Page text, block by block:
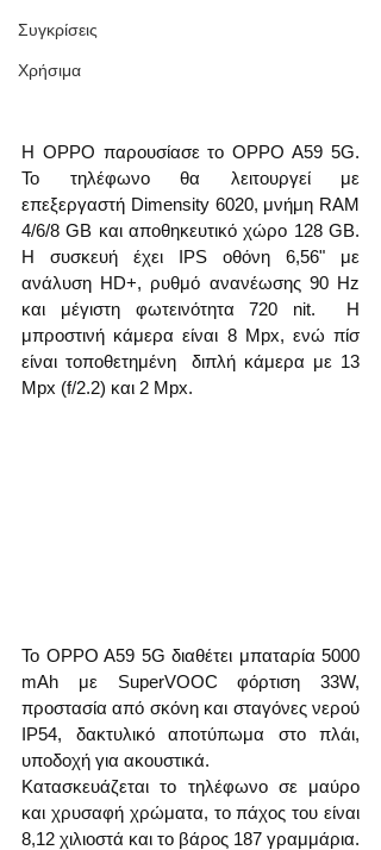
Συγκρίσεις
Χρήσιμα
Η OPPO παρουσίασε το OPPO A59 5G.
Το τηλέφωνο θα λειτουργεί με
επεξεργαστή Dimensity 6020, μνήμη RAM
4/6/8 GB και αποθηκευτικό χώρο 128 GB.
Η συσκευή έχει IPS οθόνη 6,56" με
ανάλυση HD+, ρυθμό ανανέωσης 90 Hz
και μέγιστη φωτεινότητα 720 nit.  Η
μπροστινή κάμερα είναι 8 Mpx, ενώ πίσ
είναι τοποθετημένη  διπλή κάμερα με 13
Mpx (f/2.2) και 2 Mpx.
Το OPPO A59 5G διαθέτει μπαταρία 5000
mAh με SuperVOOC φόρτιση 33W,
προστασία από σκόνη και σταγόνες νερού
IP54, δακτυλικό αποτύπωμα στο πλάι,
υποδοχή για ακουστικά.
Κατασκευάζεται το τηλέφωνο σε μαύρο
και χρυσαφή χρώματα, το πάχος του είναι
8,12 χιλιοστά και το βάρος 187 γραμμάρια.